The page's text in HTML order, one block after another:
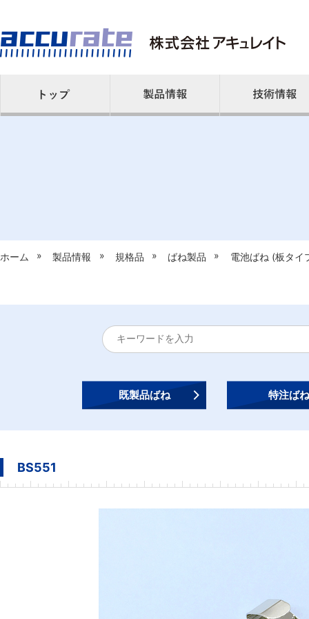
ホーム » 製品情報 » 規格品 » ばね製品 » 電池ばね (板タイ
既製品ばね 特注ばね
BS551